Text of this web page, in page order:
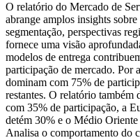
O relatório do Mercado de
abrange amplos insights
segmentação, perspectivas
fornece uma visão
modelos de entrega
participação de mercado. Por
dominam com 75% de
restantes. O relatório também
com 35% de participação, a
detém 30% e o Médio
Analisa o comportamento do